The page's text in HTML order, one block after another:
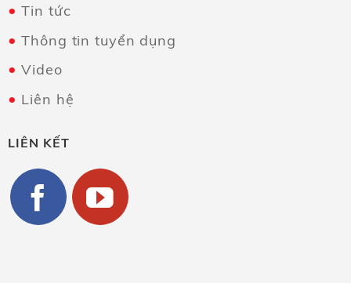
Tin tức
Thông tin tuyển dụng
Video
Liên hệ
LIÊN KẾT